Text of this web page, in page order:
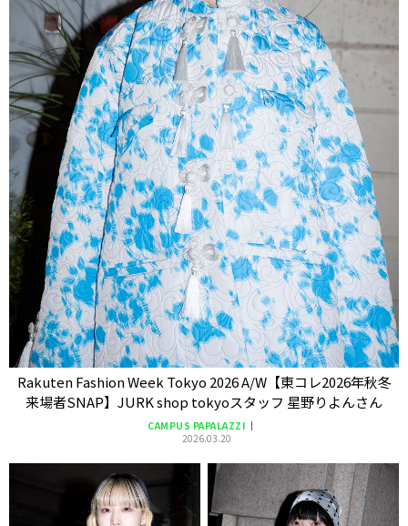
Rakuten Fashion Week Tokyo 2026 A/W【東コレ2026年秋冬
来場者SNAP】JURK shop tokyoスタッフ 星野りよんさん
CAMPUS PAPALAZZI
2026.03.20